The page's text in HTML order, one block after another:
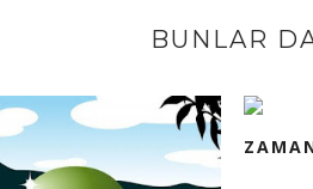
BUNLAR